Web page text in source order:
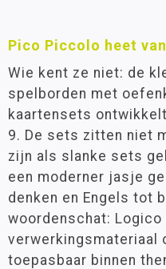
Pico Piccolo heet
Wie kent ze niet: de
spelborden met
kaartensets
9. De sets zitten niet
zijn als slanke sets
een moderner jasje
denken en Engels tot
woordenschat:
verwerkingsmateriaal
toepasbaar binnen